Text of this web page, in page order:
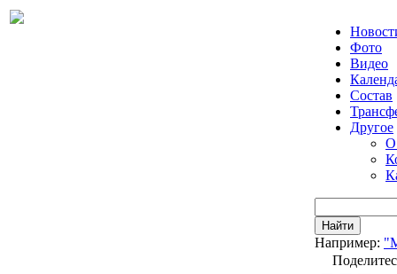
Фото
Видео
Состав
Другое
О
Найти
Например: